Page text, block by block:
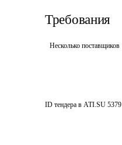
Требования
Несколько поставщиков
ID тендера в ATI.SU 5379